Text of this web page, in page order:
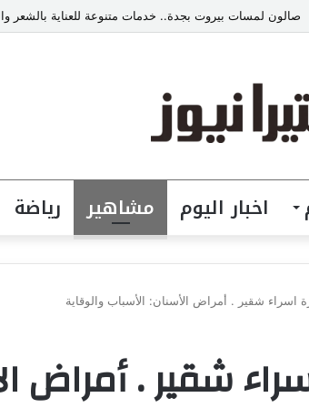
صالون لمسات بيروت بجدة.. خدمات متنوعة للعناية بالشعر
اخبار اليوم مشاهير رياضة
اسراء شقير . أمراض الأسنان: الأسباب والوقاية
شقير . أمراض